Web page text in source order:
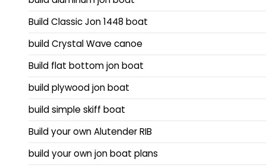
Build Classic Jon 1448 boat
build Crystal Wave canoe
Build flat bottom jon boat
build plywood jon boat
build simple skiff boat
Build your own Alutender RIB
build your own jon boat plans